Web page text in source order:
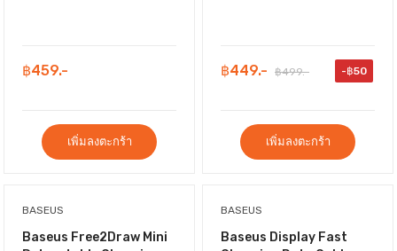
฿459.-
เพิ่มลงตะกร้า
฿449.- ฿499.- -฿50
เพิ่มลงตะกร้า
BASEUS
Baseus Free2Draw Mini
BASEUS
Baseus Display Fast